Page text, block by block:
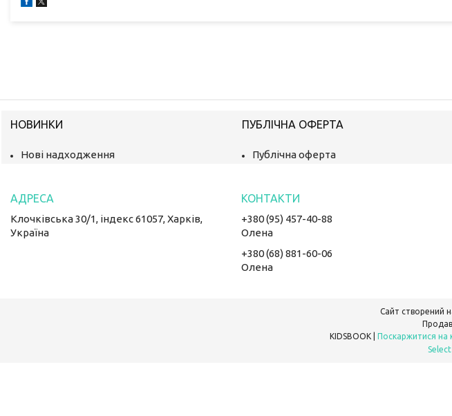
НОВИНКИ
Нові надходження
ПУБЛІЧНА ОФЕРТА
Публічна оферта
Клочківська 30/1, індекс 61057, Харків,
Україна
+380 (95) 457-40-88
Олена
+380 (68) 881-60-06
Олена
Сайт створений
Поскаржитися на